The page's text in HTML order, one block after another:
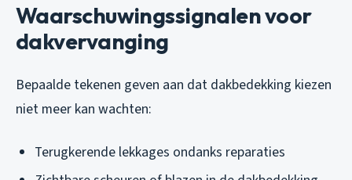
Waarschuwingssignalen voor
dakvervanging
Bepaalde tekenen geven aan dat dakbedekking kiezen
niet meer kan wachten:
Terugkerende lekkages ondanks reparaties